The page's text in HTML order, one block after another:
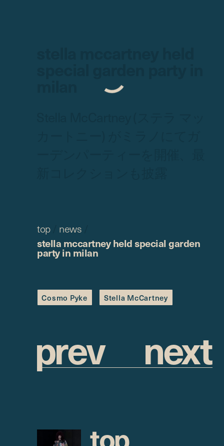
top/ news
stella mccartney held special garden
party in milan
Cosmo Pyke Stella McCartney
prev next